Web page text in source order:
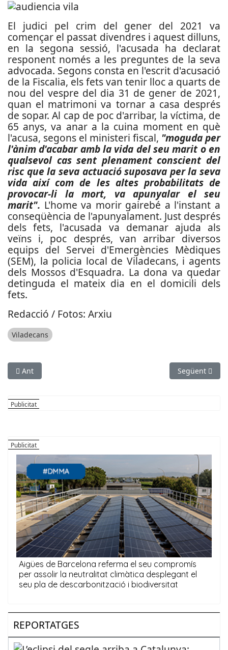
El judici pel crim del gener del 2021 va
començar el passat divendres i aquest dilluns,
en la segona sessió, l'acusada ha declarat
responent només a les preguntes de la seva
advocada. Segons consta en l'escrit d'acusació
de la Fiscalia, els fets van tenir lloc a quarts de
nou del vespre del dia 31 de gener de 2021,
quan el matrimoni va tornar a casa després
de sopar. Al cap de poc d'arribar, la víctima, de
65 anys, va anar a la cuina moment en què
l'acusa, segons el ministeri fiscal, "moguda per
l'ànim d'acabar amb la vida del seu marit o en
qualsevol cas sent plenament conscient del
risc que la seva actuació suposava per la seva
vida així com de les altes probabilitats de
provocar-li la mort, va apunyalar el seu
marit". L'home va morir gairebé a l'instant a
conseqüència de l'apunyalament. Just després
dels fets, l'acusada va demanar ajuda als
veïns i, poc després, van arribar diversos
equips del Servei d'Emergències Mèdiques
(SEM), la policia local de Viladecans, i agents
dels Mossos d'Esquadra. La dona va quedar
detinguda el mateix dia en el domicili dels
fets.
Redacció / Fotos: Arxiu
Viladecans
Article anterior: Operació policial contra una concentració
Ant Article
Següent
REPORTATGES